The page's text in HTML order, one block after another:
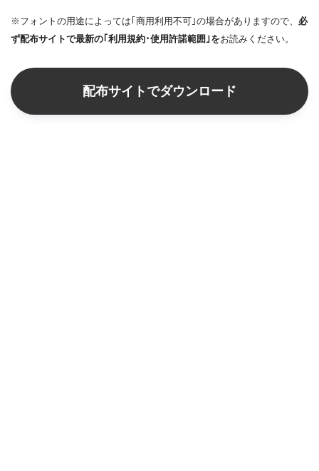
※フォントの用途によっては｢商用利用不可｣の場合がありますので、 必
ず配布サイトで最新の｢利用規約･使用許諾範囲｣をお読みください。
配布サイトでダウンロード